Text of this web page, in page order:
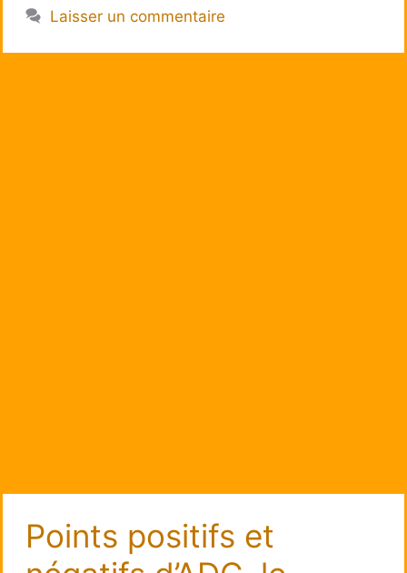
Laisser un commentaire
Points positifs et